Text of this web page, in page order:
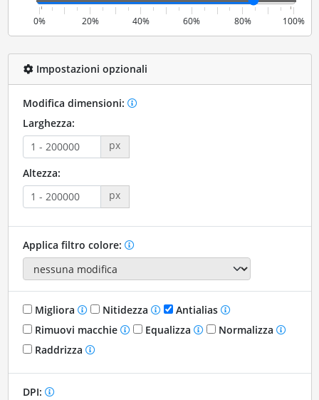
0% 20% 40% 60% 80% 100%
Impostazioni opzionali
Modifica dimensioni:
Larghezza:
px
Altezza:
px
Applica filtro colore:
Migliora Nitidezza
Antialias
Rimuovi macchie
Equalizza
Normalizza
Raddrizza
DPI: